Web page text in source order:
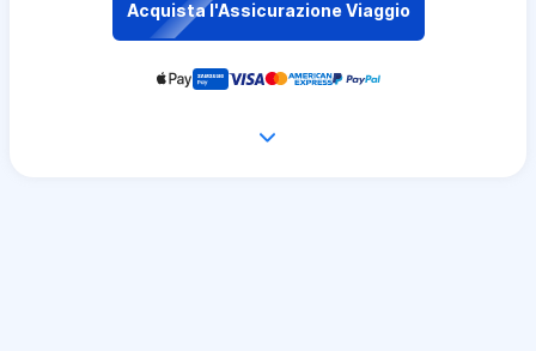
Acquista l'Assicurazione Viaggio